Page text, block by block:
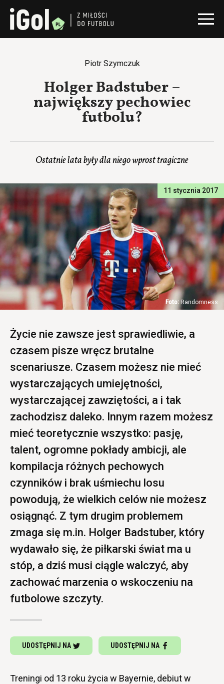
Piotr Szymczuk
Holger Badstuber –
największy pechowiec
futbolu?
Ostatnie lata były dla niego wprost tragiczne
11 stycznia 2017
Randomness
Życie nie zawsze jest sprawiedliwie, a
czasem pisze wręcz brutalne
scenariusze. Czasem możesz nie mieć
wystarczających umiejętności,
wystarczającej zawziętości, a i tak
zachodzisz daleko. Innym razem możesz
mieć teoretycznie wszystko: pasję,
talent, ogromne pokłady ambicji, ale
kompilacja różnych pechowych
czynników i brak uśmiechu losu
powodują, że wielkich celów nie możesz
osiągnąć. Z tym drugim problemem
zmaga się m.in. Holger Badstuber, który
wydawało się, że piłkarski świat ma u
stóp, a dziś musi ciągle walczyć, aby
zachować marzenia o wskoczeniu na
futbolowe szczyty.
UDOSTĘPNIJ NA UDOSTĘPNIJ NA
Treningi od 13 roku życia w Bayernie, debiut w